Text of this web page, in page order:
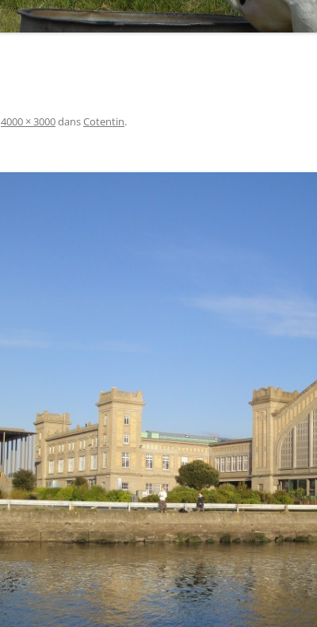
RÉALITÉ, À CHACUN SES RÊVES
JE ME SOUVIENS… DE DEMAIN
4000 × 3000dansCotentin.